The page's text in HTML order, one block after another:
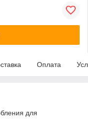
Оплата
для